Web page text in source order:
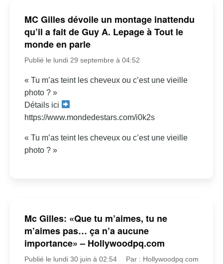
MC Gilles dévoile un montage inattendu
qu’il a fait de Guy A. Lepage à Tout le
monde en parle
Publié le lundi 29 septembre à 04:52
« Tu m’as teint les cheveux ou c’est une vieille
photo ? »
Détails ici
https://www.mondedestars.com/i0k2s
« Tu m’as teint les cheveux ou c’est une vieille
photo ? »
Mc Gilles: «Que tu m’aimes, tu ne
m’aimes pas… ça n’a aucune
importance» – Hollywoodpq.com
Publié le lundi 30 juin à 02:54 Par : Hollywoodpq.com